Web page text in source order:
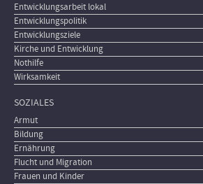
Entwicklungsarbeit lokal
Entwicklungspolitik
Entwicklungsziele
Kirche und Entwicklung
Nothilfe
Wirksamkeit
SOZIALES
Armut
Bildung
Ernährung
Flucht und Migration
Frauen und Kinder